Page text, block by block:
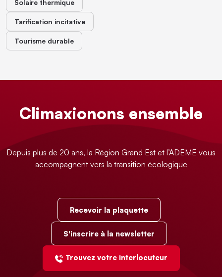
Solaire thermique
Tarification incitative
Tourisme durable
Climaxionons ensemble
Depuis plus de 20 ans, la Région Grand Est et l’ADEME vous
accompagnent vers la transition écologique
Recevoir la plaquette
S'inscrire à la newsletter
Trouvez votre interlocuteur